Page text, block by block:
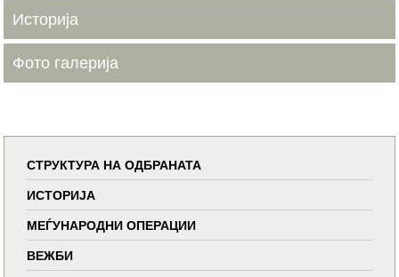
Историја
Фото галерија
СТРУКТУРА НА ОДБРАНАТА
ИСТОРИЈА
МЕЃУНАРОДНИ ОПЕРАЦИИ
ВЕЖБИ